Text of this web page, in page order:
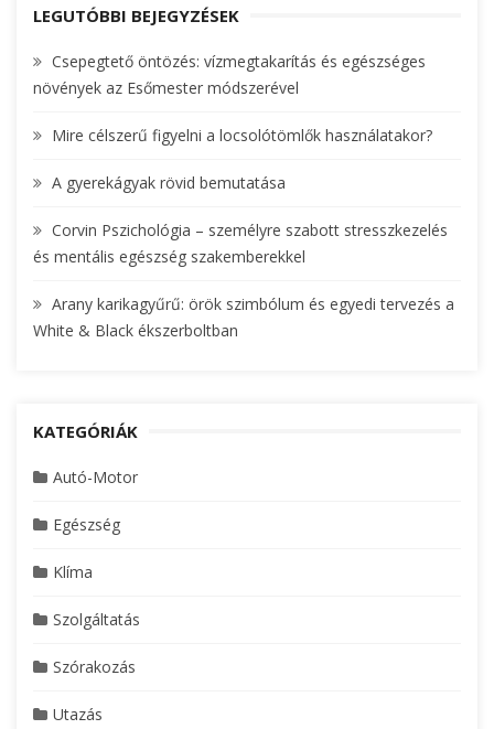
c
f
o
:
LEGUTÓBBI BEJEGYZÉSEK
Csepegtető öntözés: vízmegtakarítás és egészséges
növények az Esőmester módszerével
Mire célszerű figyelni a locsolótömlők használatakor?
A gyerekágyak rövid bemutatása
Corvin Pszichológia – személyre szabott stresszkezelés
és mentális egészség szakemberekkel
Arany karikagyűrű: örök szimbólum és egyedi tervezés a
White & Black ékszerboltban
KATEGÓRIÁK
Autó-Motor
Egészség
Klíma
Szolgáltatás
Szórakozás
Utazás